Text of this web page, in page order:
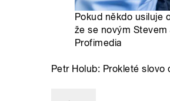
Pokud někdo usiluje
že se novým
Profimedia
Petr Holub: Prokleté slovo